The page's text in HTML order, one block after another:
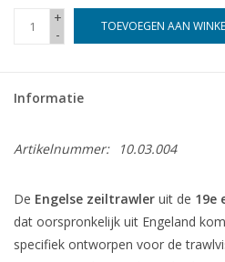
+
-
TOEVOEGEN AAN
Informatie
Artikelnummer: 10.03.004
De Engelse zeiltrawler uit de 19e
dat oorspronkelijk uit Engeland
specifiek ontworpen voor de